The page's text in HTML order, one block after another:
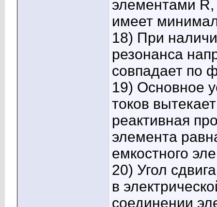
элементами
имеет
18) При
резонанса
совпадает по
19) Основное
токов
реактивная
элемента
емкостного
20) Угол
в
соединении